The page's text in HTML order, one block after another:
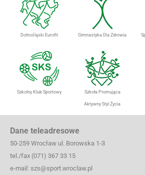
Dolnośląski Eurofit Gimnastyka Dla Zdrowia
Szkolny Klub Sportowy Szkoła Promująca
Aktywny Styl Życia
Dane teleadresowe
50-259 Wrocław ul. Borowska 1-3
tel./fax (071) 367 33 15
e-mail: szs@sport.wroclaw.pl